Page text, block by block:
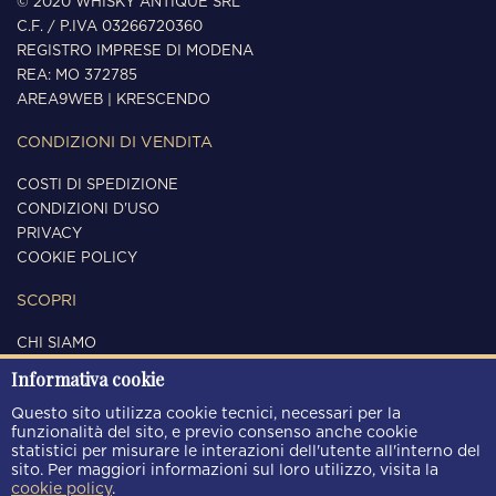
C.F. / P.IVA 03266720360
REGISTRO IMPRESE DI MODENA
REA: MO 372785
AREA9WEB
KRESCENDO
CONDIZIONI DI VENDITA
COSTI DI SPEDIZIONE
CONDIZIONI D'USO
PRIVACY
COOKIE POLICY
SCOPRI
CHI SIAMO
CONTATTI
SEGUICI
Informativa cookie
Questo sito utilizza cookie tecnici, necessari per la
funzionalità del sito, e previo consenso anche cookie
statistici per misurare le interazioni dell'utente all'interno del
sito. Per maggiori informazioni sul loro utilizzo, visita la
cookie policy.